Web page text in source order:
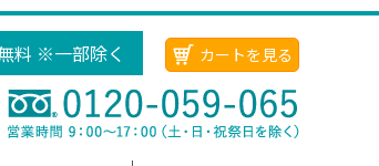
料 ※一部除く カートを見る